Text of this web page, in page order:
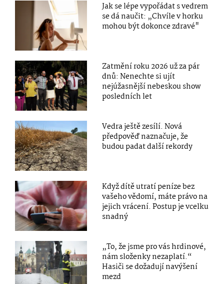
Jak se lépe vypořádat s vedrem
se dá naučit: „Chvíle v horku
mohou být dokonce zdravé"
Zatmění roku 2026 už za pár
dnů: Nenechte si ujít
nejúžasnější nebeskou show
posledních let
Vedra ještě zesílí. Nová
předpověď naznačuje, že
budou padat další rekordy
Když dítě utratí peníze bez
vašeho vědomí, máte právo na
jejich vrácení. Postup je vcelku
snadný
„To, že jsme pro vás hrdinové,
nám složenky nezaplatí.“
Hasiči se dožadují navýšení
mezd